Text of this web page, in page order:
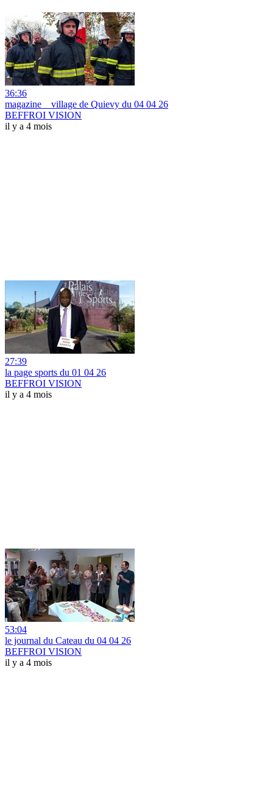
36:36
magazine _ village de Quievy du 04 04 26
BEFFROI VISION
il y a 4 mois
27:39
la page sports du 01 04 26
BEFFROI VISION
il y a 4 mois
53:04
le journal du Cateau du 04 04 26
BEFFROI VISION
il y a 4 mois